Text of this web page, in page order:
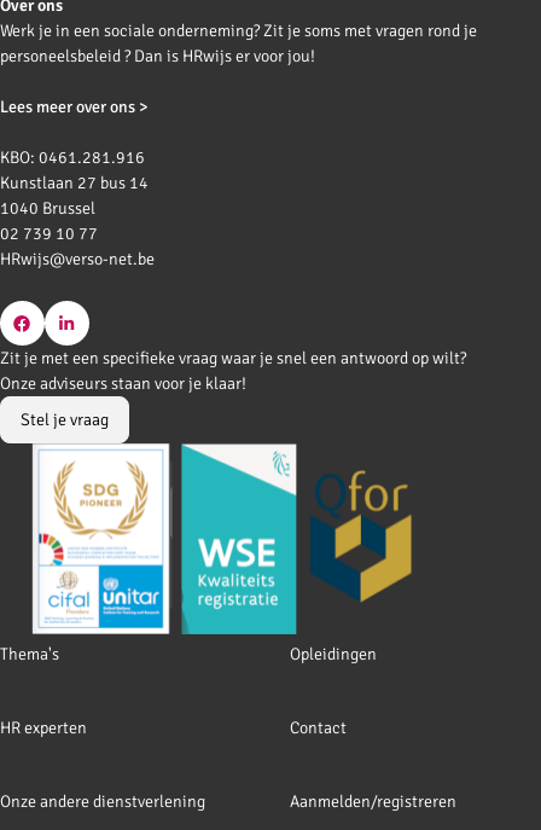
Over ons
Werk je in een sociale onderneming? Zit je soms met vragen rond je
personeelsbeleid ? Dan is HRwijs er voor jou!
Lees meer over ons >
KBO: 0461.281.916
Kunstlaan 27 bus 14
1040 Brussel
02 739 10 77
HRwijs@verso-net.be
Go
to
Facebook
Go
to
LinkedIn
Footer
Thema's Opleidingen
HR experten Contact
Onze andere dienstverlening Aanmelden/registreren
Zit je met een specifieke vraag waar je snel een antwoord op wilt?
Onze adviseurs staan voor je klaar!
Stel je vraag